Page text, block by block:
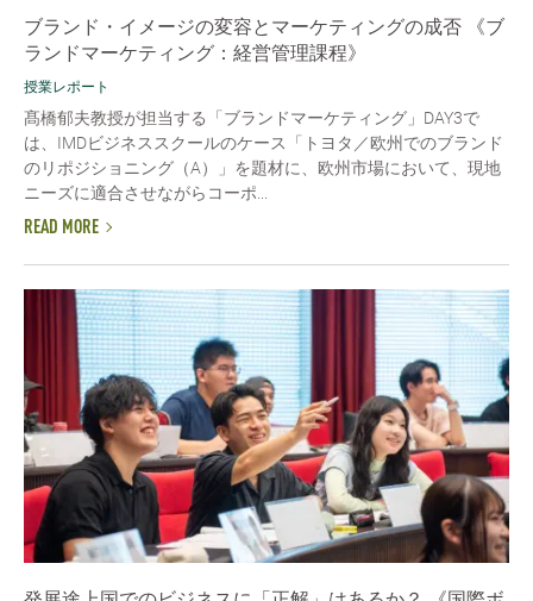
ブランド・イメージの変容とマーケティングの成否 《ブ
ランドマーケティング：経営管理課程》
授業レポート
髙橋郁夫教授が担当する「ブランドマーケティング」DAY3で
は、IMDビジネススクールのケース「トヨタ／欧州でのブランド
のリポジショニング（A）」を題材に、欧州市場において、現地
ニーズに適合させながらコーポ...
READ MORE